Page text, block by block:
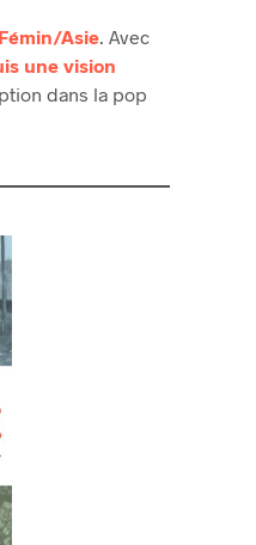
Fémin/Asie. Avec
une vision
dans la pop